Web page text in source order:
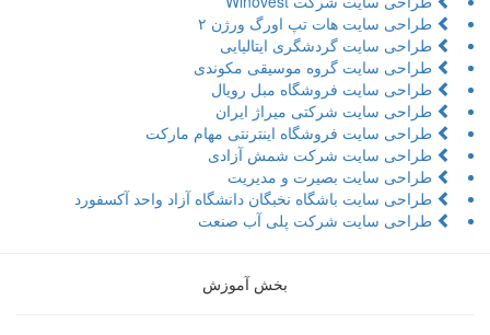
طراحی سایت هات تپ اورگ ورژن ۲
طراحی سایت گردشگری ایتالیایی
طراحی سایت گروه موسیقی مکوندی
طراحی سایت فروشگاه مبل رویال
طراحی سایت شرکتی میراژ ایران
طراحی سایت فروشگاه اینترنتی مهام مارکت
طراحی سایت شرکت شمش آزادی
طراحی سایت بصیرت و مدیریت
طراحی سایت باشگاه نخبگان دانشگاه آزاد واحد آکسفورد
طراحی سایت شرکت پلی آب صنعت
بخش آموزش